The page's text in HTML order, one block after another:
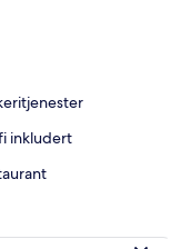
inkludert